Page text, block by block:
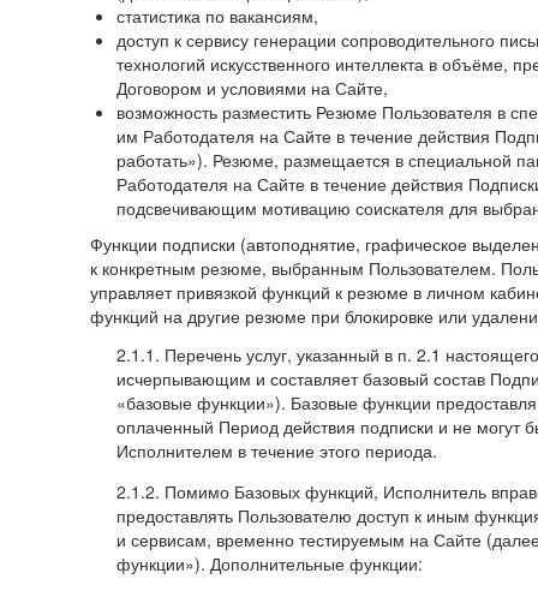
статистика по вакансиям,
доступ к сервису генерации сопроводительного
технологий искусственного интеллекта в объёме,
Договором и условиями на Сайте,
возможность разместить Резюме Пользователя в
им Работодателя на Сайте в течение действия
работать»). Резюме, размещается в специальной
Работодателя на Сайте в течение действия
подсвечивающим мотивацию соискателя для
Функции подписки (автоподнятие, графическое
к конкретным резюме, выбранным Пользователем.
управляет привязкой функций к резюме в личном
функций на другие резюме при блокировке или
2.1.1. Перечень услуг, указанный в п. 2.1
исчерпывающим и составляет базовый состав
«базовые функции»). Базовые функции
оплаченный Период действия подписки и не могут
Исполнителем в течение этого периода.
2.1.2. Помимо Базовых функций, Исполнитель
предоставлять Пользователю доступ к иным
и сервисам, временно тестируемым на Сайте
функции»). Дополнительные функции: